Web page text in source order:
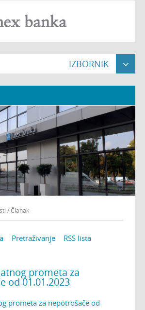
IZBORNIK 



/Članak
Pretraživanje RSS lista
prometa za
od 01.01.2023
prometa za nepotrošače od